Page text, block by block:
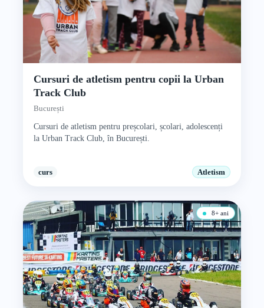
Cursuri de atletism pentru copii la Urban
Track Club
București
Cursuri de atletism pentru preșcolari, școlari, adolescenți
la Urban Track Club, în București.
curs Atletism
8+ ani